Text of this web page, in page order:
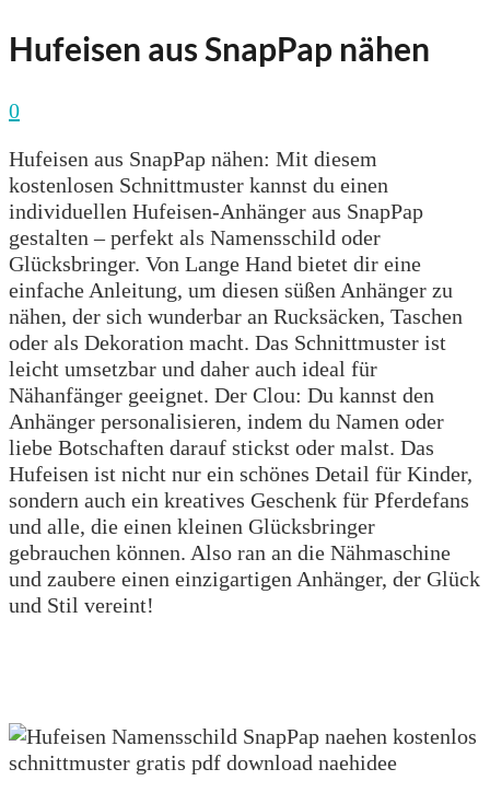
Hufeisen aus SnapPap nähen
0
Hufeisen aus SnapPap nähen: Mit diesem
kostenlosen Schnittmuster kannst du einen
individuellen Hufeisen-Anhänger aus SnapPap
gestalten – perfekt als Namensschild oder
Glücksbringer. Von Lange Hand bietet dir eine
einfache Anleitung, um diesen süßen Anhänger zu
nähen, der sich wunderbar an Rucksäcken, Taschen
oder als Dekoration macht. Das Schnittmuster ist
leicht umsetzbar und daher auch ideal für
Nähanfänger geeignet. Der Clou: Du kannst den
Anhänger personalisieren, indem du Namen oder
liebe Botschaften darauf stickst oder malst. Das
Hufeisen ist nicht nur ein schönes Detail für Kinder,
sondern auch ein kreatives Geschenk für Pferdefans
und alle, die einen kleinen Glücksbringer
gebrauchen können. Also ran an die Nähmaschine
und zaubere einen einzigartigen Anhänger, der Glück
und Stil vereint!